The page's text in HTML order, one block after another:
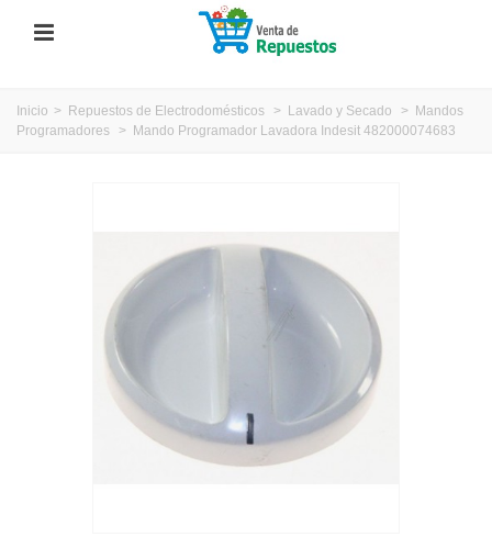
Inicio > Repuestos de Electrodomésticos > Lavado y Secado > Mandos
Programadores
> Mando Programador Lavadora Indesit 482000074683